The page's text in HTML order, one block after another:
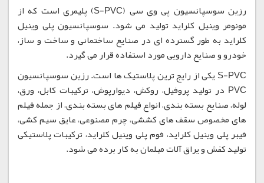
رزین سوسپانسیون پی وی سی (S-PVC) پلیمری است که از
مونومر وینیل کلراید تولید می شود. سوسپانسیون پلی وینیل
کلراید به طور گسترده ای در صنایع ساختمانی و ساخت و ساز،
خودرو و صنایع دارویی مورد استفاده قرار می گیرد.
S-PVC یکی از رایج ترین پلاستیک ها است. رزین سوسپانسیون
PVC در تولید پروفیل، روکش، دیوارپوش، ترکیبات کابل، ورق،
لوله، صنایع بسته بندی، انواع فیلم های بسته بندی، از جمله فیلم
های مخصوص سقف های کششی، چرم مصنوعی، عایق سیم کشی،
فیبر پلی وینیل کلراید، فوم پلی وینیل کلراید، ترکیبات پلاستیکی
تولید کفش و یراق آلات مبلمان به کار برده می شود.